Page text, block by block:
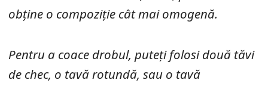
obține o compoziție cât mai omogenă.
Pentru a coace drobul, puteți folosi două tăvi
de chec, o tavă rotundă, sau o tavă